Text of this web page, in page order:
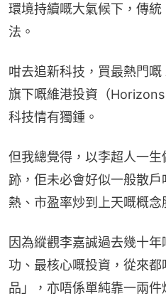
環境持續嘅大氣候下，傳
法。
咁去追新科技，買最熱門
旗下嘅維港投資（
科技情有獨鍾。
但我總覺得，以李超人一
跡，佢未必會好似一般散
熱、市盈率炒到上天嘅概念
因為縱觀李嘉誠過去幾十
功、最核心嘅投資，從來
品」，亦唔係單純靠一兩